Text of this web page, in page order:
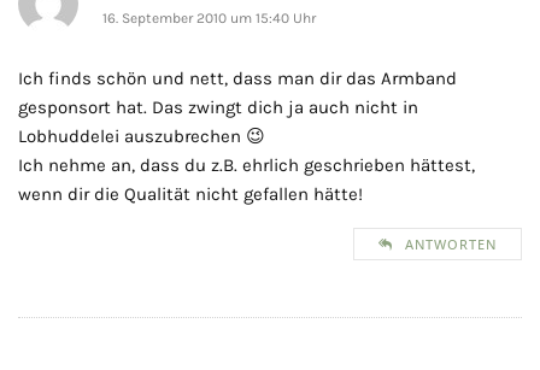
16. September 2010 um 15:40 Uhr
Ich finds schön und nett, dass man dir das Armband
gesponsort hat. Das zwingt dich ja auch nicht in
Lobhuddelei auszubrechen 😉
Ich nehme an, dass du z.B. ehrlich geschrieben hättest,
wenn dir die Qualität nicht gefallen hätte!
ANTWORTEN